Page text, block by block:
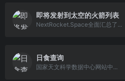
即将发射到太空的火箭列表
NextRocket.Space全面汇总了...
日食查询
国家天文科学数据中心网站中...